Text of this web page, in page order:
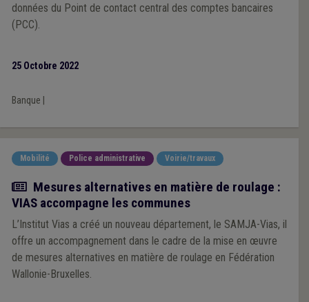
données du Point de contact central des comptes bancaires
(PCC).
25 Octobre 2022
Banque
Mobilité Police administrative Voirie/travaux
Article
Mesures alternatives en matière de roulage :
VIAS accompagne les communes
L’Institut Vias a créé un nouveau département, le SAMJA-Vias, il
offre un accompagnement dans le cadre de la mise en œuvre
de mesures alternatives en matière de roulage en Fédération
Wallonie-Bruxelles.